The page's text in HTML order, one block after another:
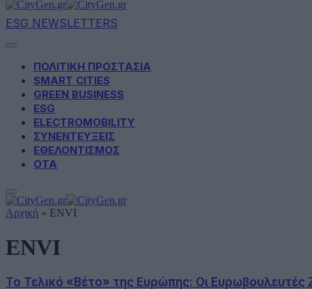
ESG NEWSLETTERS
ΠΟΛΙΤΙΚΗ ΠΡΟΣΤΑΣΙΑ
SMART CITIES
GREEN BUSINESS
ESG
ELECTROMOBILITY
ΣΥΝΕΝΤΕΥΞΕΙΣ
ΕΘΕΛΟΝΤΙΣΜΟΣ
ΟΤΑ
Αρχική » ENVI
ENVI
Το Τελικό «Βέτο» της Ευρώπης: Οι